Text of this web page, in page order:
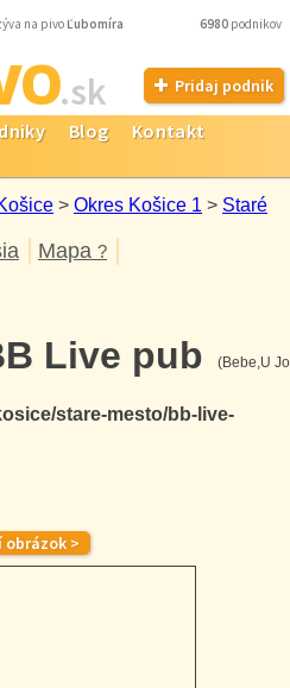
na pivo Ľubomíra 6980 podnikov
.sk Pridaj podnik
Blog
Kontakt
> Okres Košice 1 > Staré
Mapa ?
Live pub
stare-mesto/bb-live-
(Bebe,U